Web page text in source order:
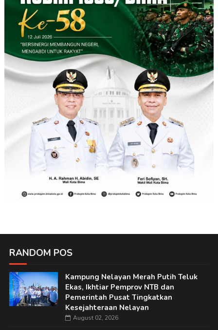
RANDOM POS
Kampung Nelayan Merah Putih Teluk
Ekas, Ikhtiar Pemprov NTB dan
Pemerintah Pusat Tingkatkan
Kesejahteraan Nelayan
August 02, 2026